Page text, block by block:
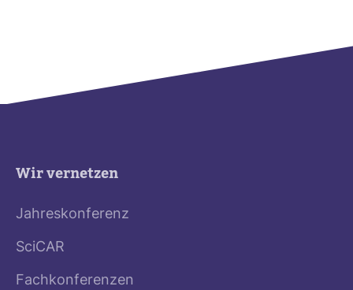
Wir vernetzen
Jahreskonferenz
SciCAR
Fachkonferenzen